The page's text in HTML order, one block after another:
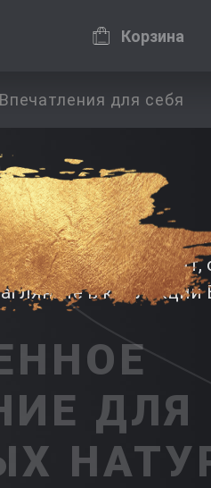
Корзина
Впечатления для себя
которые удивят,
в коллекции
ДЛЯ